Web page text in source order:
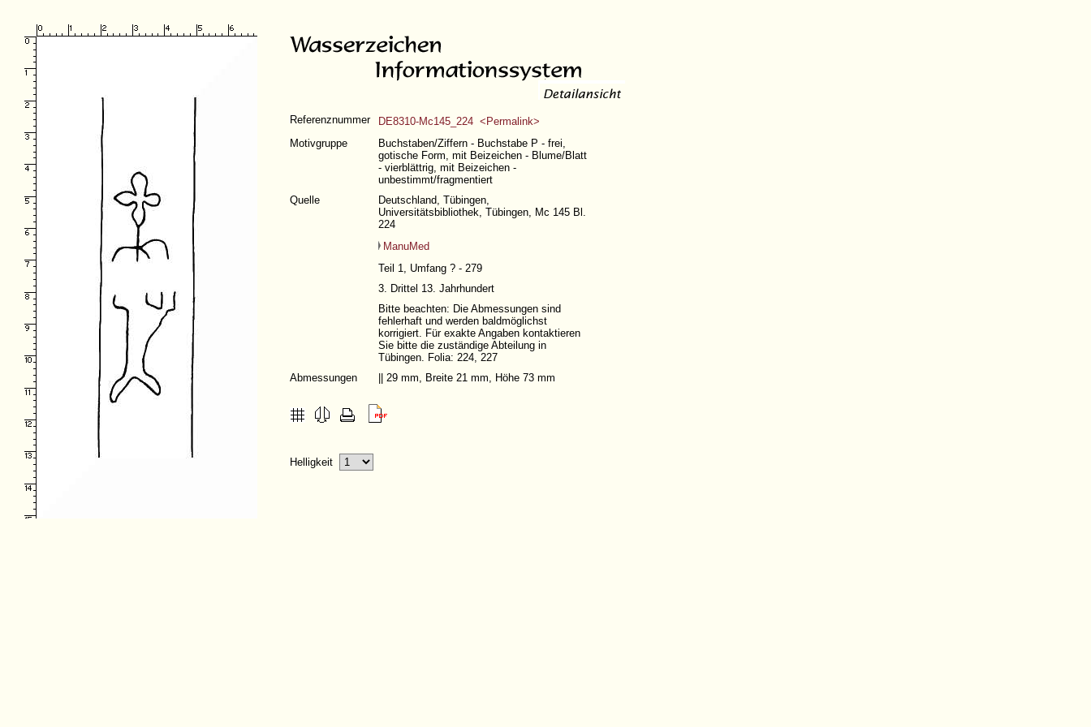
Referenznummer
DE8310-Mc145_224 <Permalink>
Motivgruppe
Buchstaben/Ziffern - Buchstabe P - frei,
gotische Form, mit Beizeichen - Blume/Blatt
- vierblättrig, mit Beizeichen -
unbestimmt/fragmentiert
Quelle
Deutschland, Tübingen,
Universitätsbibliothek, Tübingen, Mc 145 Bl.
224
ManuMed
Teil 1, Umfang ? - 279
3. Drittel 13. Jahrhundert
Bitte beachten: Die Abmessungen sind
fehlerhaft und werden baldmöglichst
korrigiert. Für exakte Angaben kontaktieren
Sie bitte die zuständige Abteilung in
Tübingen. Folia: 224, 227
Abmessungen
|| 29 mm, Breite 21 mm, Höhe 73 mm
Helligkeit